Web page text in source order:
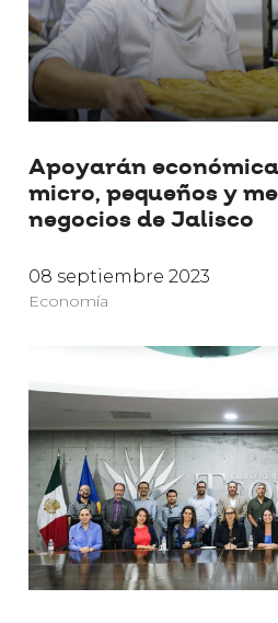
Apoyarán
micro, pequeños y
negocios de Jalisco
08 septiembre 2023
Economía